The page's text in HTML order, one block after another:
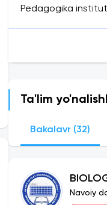
Pedagogika
Ta'lim
Bakalavr (32)
Navoiy